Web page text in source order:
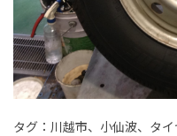
タグ：川越市、小仙波、タ